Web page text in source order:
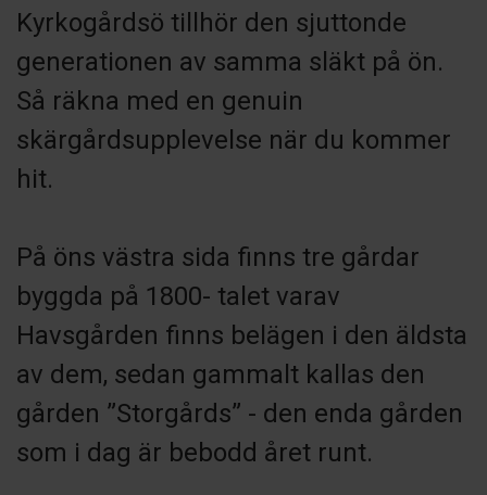
Kyrkogårdsö tillhör den sjuttonde
generationen av samma släkt på ön.
Så räkna med en genuin
skärgårdsupplevelse när du kommer
hit.
På öns västra sida finns tre gårdar
byggda på 1800- talet varav
Havsgården finns belägen i den äldsta
av dem, sedan gammalt kallas den
gården ”Storgårds” - den enda gården
som i dag är bebodd året runt.